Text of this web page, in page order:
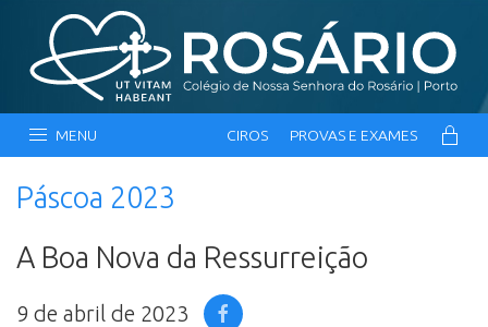
MENU CIROS PROVAS E EXAMES
Páscoa 2023
A Boa Nova da Ressurreição
9 de abril de 2023